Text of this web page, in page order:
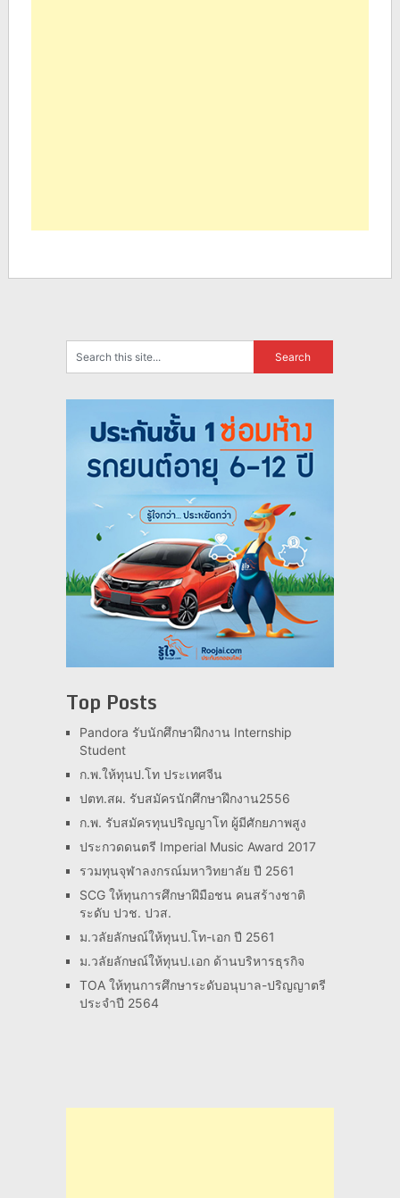
Top Posts
Pandora รับนักศึกษาฝึกงาน Internship
Student
ก.พ.ให้ทุนป.โท ประเทศจีน
ปตท.สผ. รับสมัครนักศึกษาฝึกงาน2556
ก.พ. รับสมัครทุนปริญญาโท ผู้มีศักยภาพสูง
ประกวดดนตรี Imperial Music Award 2017
รวมทุนจุฬาลงกรณ์มหาวิทยาลัย ปี 2561
SCG ให้ทุนการศึกษาฝึมือชน คนสร้างชาติ
ระดับ ปวช. ปวส.
ม.วลัยลักษณ์ให้ทุนป.โท-เอก ปี 2561
ม.วลัยลักษณ์ให้ทุนป.เอก ด้านบริหารธุรกิจ
TOA ให้ทุนการศึกษาระดับอนุบาล-ปริญญาตรี
ประจำปี 2564